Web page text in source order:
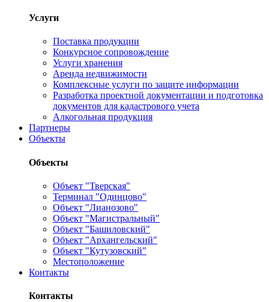
Услуги
Поставка продукции
Конкурсное сопровождение
Услуги хранения
Аренда недвижимости
Комплексные услуги по защите информации
Разработка проектной документации и подготовка
документов для кадастрового учета
Алкогольная продукция
Партнеры
Объекты
Объекты
Объект "Тверская"
Терминал "Одинцово"
Объект "Лианозово"
Объект "Магистральный"
Объект "Башиловский"
Объект "Архангельский"
Объект "Кутузовский"
Местоположение
Контакты
Контакты